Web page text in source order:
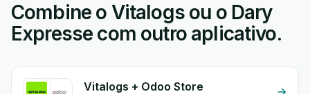
Combine o Vitalogs ou o Dary
Expresse com outro aplicativo.
Vitalogs + Odoo Store